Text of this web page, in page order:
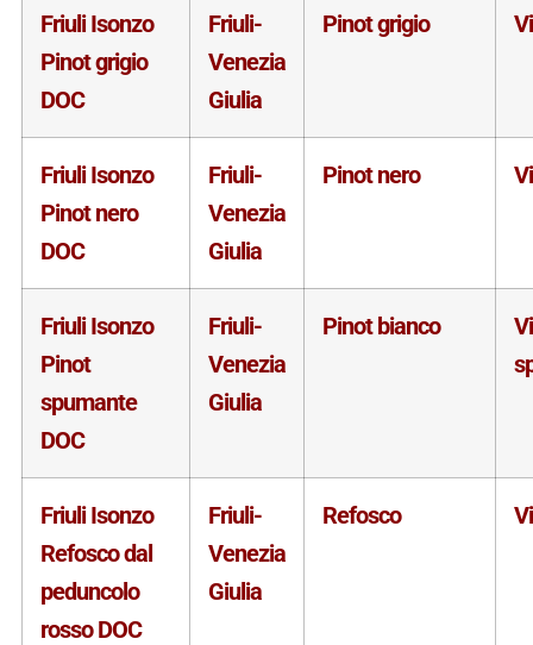
Friuli Isonzo
Pinot grigio
DOC
Friuli-
Venezia
Giulia
Pinot grigio
Friuli Isonzo
Pinot nero
DOC
Friuli-
Venezia
Giulia
Pinot nero
Friuli Isonzo
Pinot
spumante
DOC
Friuli-
Venezia
Giulia
Pinot bianco
Friuli Isonzo
Refosco dal
peduncolo
rosso DOC
Friuli-
Venezia
Giulia
Refosco